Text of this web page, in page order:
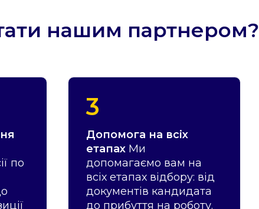
нашим партнером?
по
3
Допомога на всіх
етапахМи
допомагаємо вам на
всіх етапах відбору: від
документів кандидата
до прибуття на роботу.